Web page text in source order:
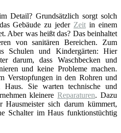
Detail? Grundsätzlich sorgt solch
Gebäude zu jeder Zeit in einem
Aber was heißt das? Das beinhaltet
von sanitären Bereichen. Zum
Schulen und Kindergärten: Hier
darum, dass Waschbecken und
und keine Probleme machen.
Verstopfungen in den Rohren und
Haus. Sie warten technische und
kleinereReparaturen. Dazu
Hausmeister sich darum kümmert,
Schalter im Haus funktionstüchtig